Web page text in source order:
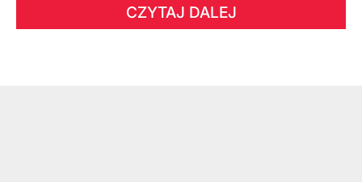
CZYTAJ DALEJ